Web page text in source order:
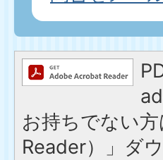
お持ちでない
Reader）」ダ